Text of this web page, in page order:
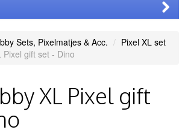
Sets, Pixelmatjes & Acc.
Pixel XL set
Pixel gift set - Dino
XL Pixel gift